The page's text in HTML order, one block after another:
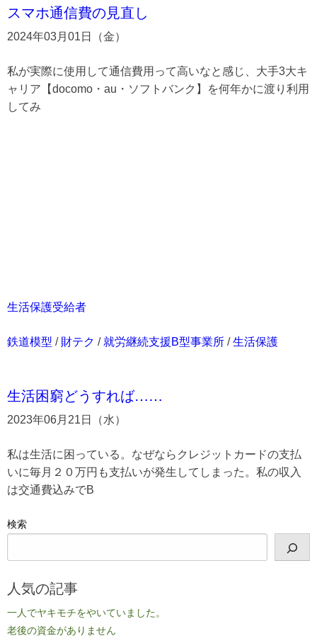
スマホ通信費の見直し
2024年03月01日（金）
私が実際に使用して通信費用って高いなと感じ、大手3大キ
ャリア【docomo・au・ソフトバンク】を何年かに渡り利用
してみ
生活保護受給者
鉄道模型 / 財テク / 就労継続支援B型事業所 /生活保護
生活困窮どうすれば……
2023年06月21日（水）
私は生活に困っている。なぜならクレジットカードの支払
いに毎月２０万円も支払いが発生してしまった。私の収入
は交通費込みでB
検索
人気の記事
一人でヤキモチをやいていました。
老後の資金がありません